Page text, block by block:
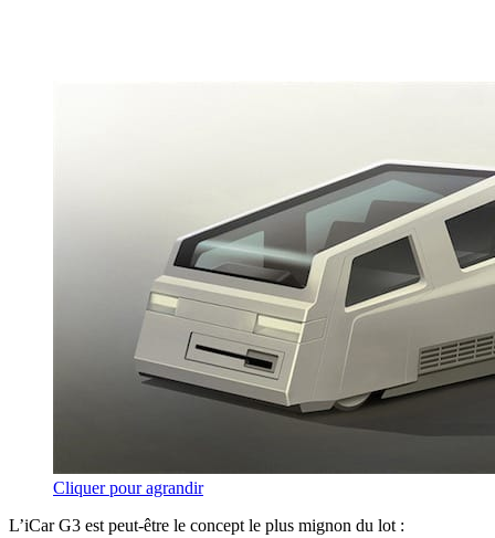
Cliquer pour agrandir
L’iCar G3 est peut-être le concept le plus mignon du lot :